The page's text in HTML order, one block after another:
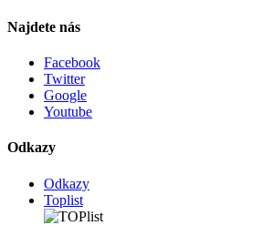
Najdete nás
Facebook
Twitter
Google
Youtube
Odkazy
Odkazy
Toplist